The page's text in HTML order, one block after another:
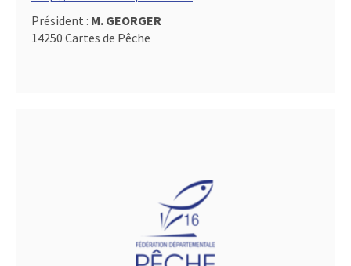
Président : M. GEORGER
14250 Cartes de Pêche